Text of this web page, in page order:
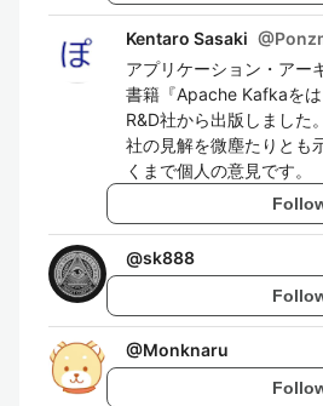
Kentaro Sasaki @
アプリケーション・アー
書籍『Apache Kafkaを
R&D社から出版しました
社の見解を微塵たりとも
くまで個人の意見です。
@sk888
@Monknaru